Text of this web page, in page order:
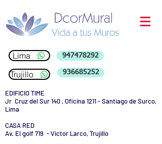
Lima 947478292
Trujillo 936685252
EDIFICIO TIME
Jr Cruz del Sur 140 , Oficina 1211 - Santiago de Surco,
Lima
CASA RED
Av. El golf 719 - Victor Larco, Trujillo